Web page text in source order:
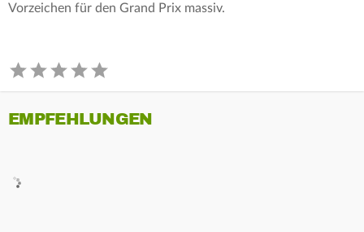
Vorzeichen für den Grand Prix massiv.
EMPFEHLUNGEN